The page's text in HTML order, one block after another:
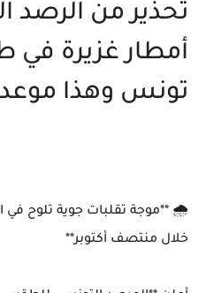
تحذير من الرصد
أمطار غزيرة في
تونس وهذا
🌧 **موجة تقلبات جوية تلوح في
خلال منتصف أكتوبر**